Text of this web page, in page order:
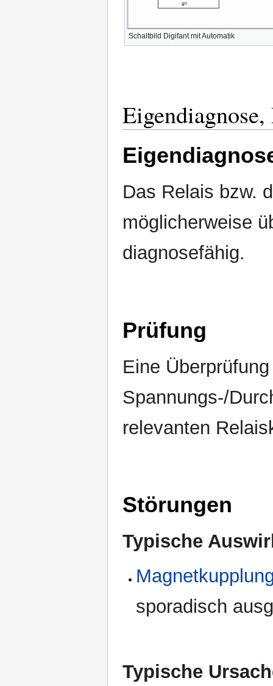
Schaltbild Digifant mit Automatik
Das Relais bzw.
möglicherweise
diagnosefähig.
Prüfung
Eine
Spannungs-/
relevanten
Störungen
Typische
sporadisch
Typische